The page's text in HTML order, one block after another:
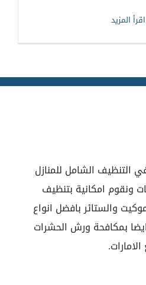
التنظيف الشامل للمنازل
ونقوم امكانية بتنظيف
والستائر بافضل انواع
بمكافحة ورش الحشرات